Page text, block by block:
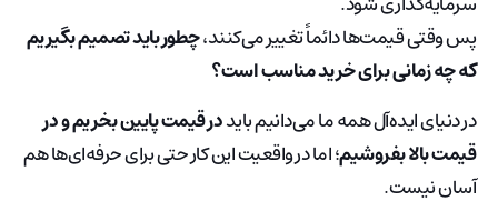
پس وقتی قیمت‌ها دائماً تغییر می‌کنند،چطور باید تصمیم بگیریم
که چه زمانی برای خرید مناسب است؟
در دنیای ایده‌آل همه ما می‌دانیم بایددر قیمت پایین بخریم و در
قیمت بالا بفروشیم؛ اما در واقعیت این کار حتی برای حرفه‌ای‌ها هم
آسان نیست.